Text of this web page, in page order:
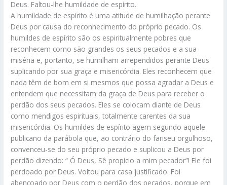
Deus. Faltou-lhe humildade de espírito.
A humildade de espírito é uma atitude de humilhação perante
Deus por causa do reconhecimento do próprio pecado. Os
humildes de espírito são os espiritualmente pobres que
reconhecem como são grandes os seus pecados e a sua
miséria e, portanto, se humilham arrependidos perante Deus
suplicando por sua graça e misericórdia. Eles reconhecem que
nada têm de bom em si mesmos que possa agradar a Deus e
entendem que necessitam da graça de Deus para receber o
perdão dos seus pecados. Eles se colocam diante de Deus
como mendigos espirituais, totalmente carentes da sua
misericórdia. Os humildes de espírito agem segundo aquele
publicano da parábola que, ao contrário do fariseu orgulhoso,
convenceu-se do seu próprio pecado e suplicou a Deus por
perdão dizendo: “ Ó Deus, Sê propício a mim pecador”! Ele foi
perdoado por Deus. Voltou para casa justificado. Foi
abençoado por Deus com o perdão dos pecados, porque em